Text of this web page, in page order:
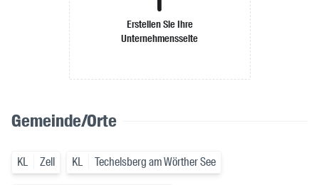
Erstellen Sie Ihre
Unternehmensseite
Gemeinde/Orte
KL Zell KL Techelsberg am Wörther See